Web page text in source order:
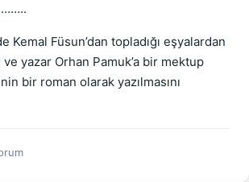
Kemal Füsun’dan topladığı eşyalardan
yazar Orhan Pamuk’a bir mektup
bir roman olarak yazılmasını